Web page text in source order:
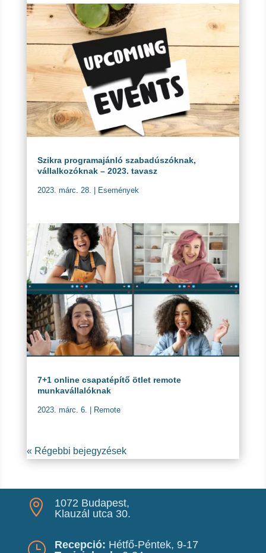
Szikra programajánló szabadúszóknak,
vállalkozóknak – 2023. tavasz
2023. márc. 28. Események
7+1 online csapatépítő ötlet remote
munkavállalóknak
2023. márc. 6. Remote
« Régebbi bejegyzések

1072 Budapest,
Klauzál utca 30.
} Recepció: Hétfő-Péntek, 9-17